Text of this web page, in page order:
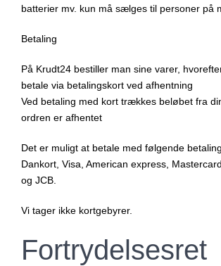
batterier mv. kun må sælges til personer på
Betaling
På Krudt24 bestiller man sine varer,
betale via betalingskort ved afhentning
Ved betaling med kort trækkes beløbet fra
ordren er afhentet
Det er muligt at betale med følgende
Dankort, Visa, American express,
og JCB.
Vi tager ikke kortgebyrer.
Fortrydelsesret